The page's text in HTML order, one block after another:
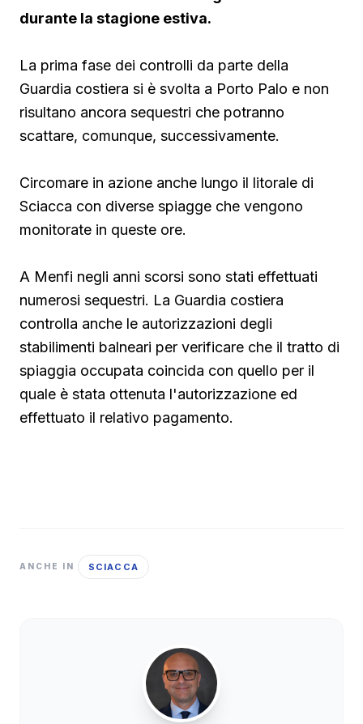
durante la stagione estiva.
La prima fase dei controlli da parte della
Guardia costiera si è svolta a Porto Palo e non
risultano ancora sequestri che potranno
scattare, comunque, successivamente.
Circomare in azione anche lungo il litorale di
Sciacca con diverse spiagge che vengono
monitorate in queste ore.
A Menfi negli anni scorsi sono stati effettuati
numerosi sequestri. La Guardia costiera
controlla anche le autorizzazioni degli
stabilimenti balneari per verificare che il tratto di
spiaggia occupata coincida con quello per il
quale è stata ottenuta l'autorizzazione ed
effettuato il relativo pagamento.
ANCHE IN SCIACCA